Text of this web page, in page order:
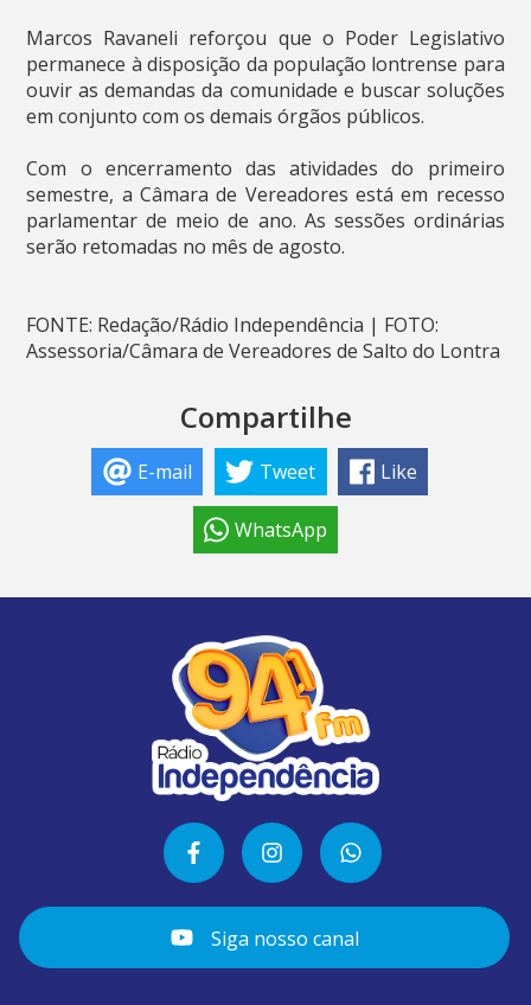
Marcos Ravaneli reforçou que o Poder Legislativo
permanece à disposição da população lontrense para
ouvir as demandas da comunidade e buscar soluções
em conjunto com os demais órgãos públicos.
Com o encerramento das atividades do primeiro
semestre, a Câmara de Vereadores está em recesso
parlamentar de meio de ano. As sessões ordinárias
serão retomadas no mês de agosto.
FONTE: Redação/Rádio Independência | FOTO:
Assessoria/Câmara de Vereadores de Salto do Lontra
Compartilhe
E-mail Tweet Like
WhatsApp
Siga nosso canal